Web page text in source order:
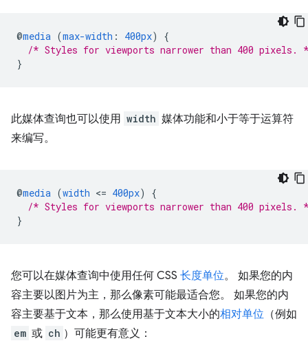
@media (max-width : 400px)
{
/* Styles for viewports narrower than 400 pixels.
}
此媒体查询也可以使用 width 媒体功能和小于等于运算符
来编写。
@media (width <= 400px)
{
/* Styles for viewports narrower than 400 pixels.
}
您可以在媒体查询中使用任何 CSS 长度单位。 如果您的内
容主要以图片为主，那么像素可能最适合您。 如果您的内
容主要基于文本，那么使用基于文本大小的相对单位 （例如
em 或 ch ）可能更有意义：